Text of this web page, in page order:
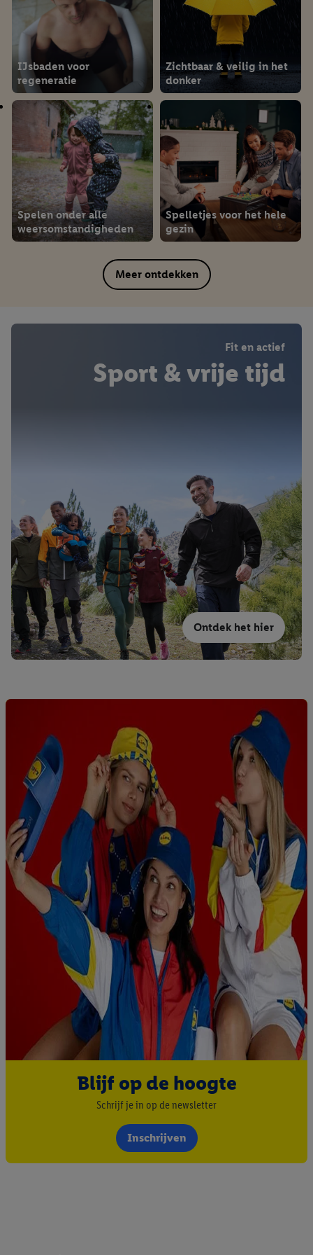
IJsbaden voor
regeneratie
Zichtbaar & veilig in het
donker
Spelen onder alle
weersomstandigheden
Spelletjes voor het hele
gezin
Meer ontdekken
Fit en actief
Sport & vrije tijd
Ontdek het hier
Blijf op de hoogte
Schrijf je in op de newsletter
Inschrijven